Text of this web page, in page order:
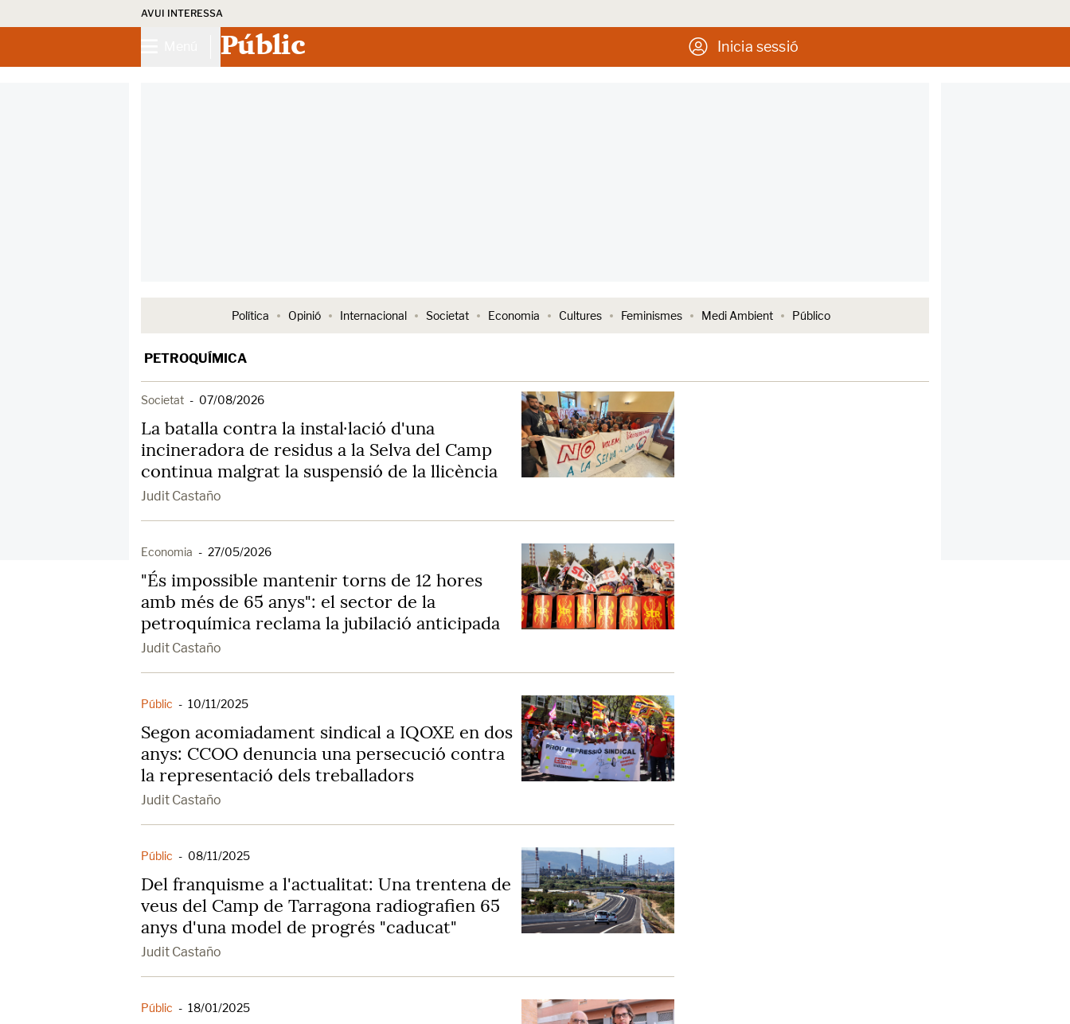
AVUI INTERESSA
Públic Inicia sessió
Política Opinió Internacional Societat Economia Cultures Feminismes Medi Ambient Público
PETROQUÍMICA
Societat - 07/08/2026
La batalla contra la instal·lació d'una
incineradora de residus a la Selva del Camp
continua malgrat la suspensió de la llicència
Judit Castaño
Economia - 27/05/2026
"És impossible mantenir torns de 12 hores
amb més de 65 anys": el sector de la
petroquímica reclama la jubilació anticipada
Judit Castaño
Públic - 10/11/2025
Segon acomiadament sindical a IQOXE en dos
anys: CCOO denuncia una persecució contra
la representació dels treballadors
Judit Castaño
Públic - 08/11/2025
Del franquisme a l'actualitat: Una trentena de
veus del Camp de Tarragona radiografien 65
anys d'una model de progrés "caducat"
Judit Castaño
Públic - 18/01/2025